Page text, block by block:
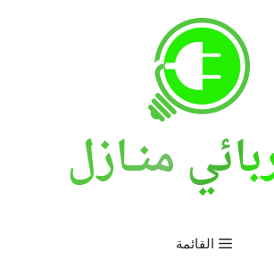
القائمة